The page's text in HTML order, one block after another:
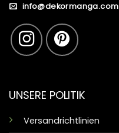
info@dekormanga.com
UNSERE POLITIK
Versandrichtlinien